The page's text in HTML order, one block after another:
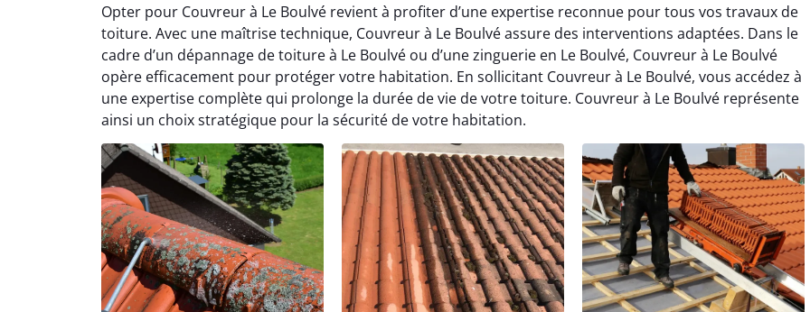
Opter pour Couvreur à Le Boulvé revient à profiter d’une expertise reconnue pour tous vos travaux de
toiture. Avec une maîtrise technique, Couvreur à Le Boulvé assure des interventions adaptées. Dans le
cadre d’un dépannage de toiture à Le Boulvé ou d’une zinguerie en Le Boulvé, Couvreur à Le Boulvé
opère efficacement pour protéger votre habitation. En sollicitant Couvreur à Le Boulvé, vous accédez à
une expertise complète qui prolonge la durée de vie de votre toiture. Couvreur à Le Boulvé représente
ainsi un choix stratégique pour la sécurité de votre habitation.